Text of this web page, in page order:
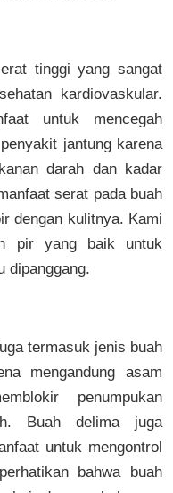
tinggi yang sangat
kardiovaskular.
untuk mencegah
jantung karena
darah dan kadar
serat pada buah
dengan kulitnya. Kami
pir yang baik untuk
dipanggang.
termasuk jenis buah
mengandung asam
penumpukan
Buah delima juga
untuk mengontrol
bahwa buah